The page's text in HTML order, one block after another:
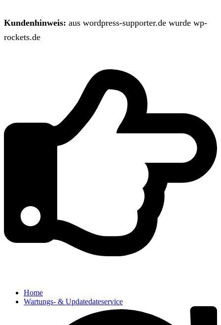
Kundenhinweis: aus wordpress-supporter.de wurde wp-
rockets.de
Home
Wartungs- & Updatedateservice